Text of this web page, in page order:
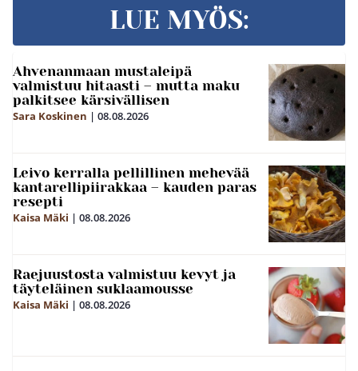
LUE MYÖS:
Ahvenanmaan mustaleipä
valmistuu hitaasti – mutta maku
palkitsee kärsivällisen
Sara Koskinen | 08.08.2026
Leivo kerralla pellillinen mehevää
kantarellipiirakkaa – kauden paras
resepti
Kaisa Mäki | 08.08.2026
Raejuustosta valmistuu kevyt ja
täyteläinen suklaamousse
Kaisa Mäki | 08.08.2026